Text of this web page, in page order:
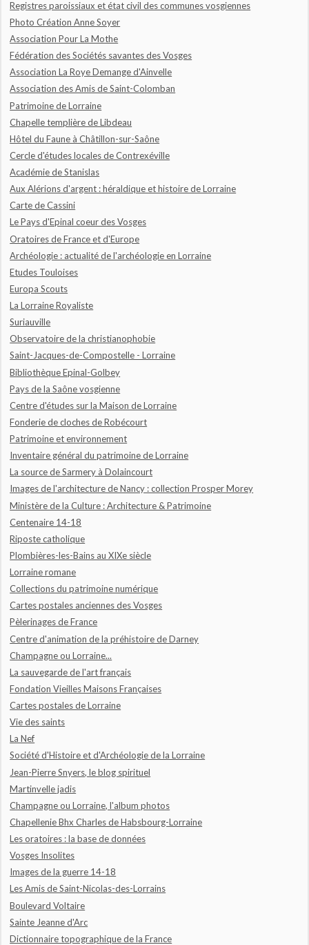
Registres paroissiaux et état civil des communes vosgiennes
Photo Création Anne Soyer
Association Pour La Mothe
Fédération des Sociétés savantes des Vosges
Association La Roye Demange d'Ainvelle
Association des Amis de Saint-Colomban
Patrimoine de Lorraine
Chapelle templière de Libdeau
Hôtel du Faune à Châtillon-sur-Saône
Cercle d'études locales de Contrexéville
Académie de Stanislas
Aux Alérions d'argent : héraldique et histoire de Lorraine
Carte de Cassini
Le Pays d'Epinal coeur des Vosges
Oratoires de France et d'Europe
Archéologie : actualité de l'archéologie en Lorraine
Etudes Touloises
Europa Scouts
La Lorraine Royaliste
Suriauville
Observatoire de la christianophobie
Saint-Jacques-de-Compostelle - Lorraine
Bibliothèque Epinal-Golbey
Pays de la Saône vosgienne
Centre d'études sur la Maison de Lorraine
Fonderie de cloches de Robécourt
Patrimoine et environnement
Inventaire général du patrimoine de Lorraine
La source de Sarmery à Dolaincourt
Images de l'architecture de Nancy : collection Prosper Morey
Ministère de la Culture : Architecture & Patrimoine
Centenaire 14-18
Riposte catholique
Plombières-les-Bains au XIXe siècle
Lorraine romane
Collections du patrimoine numérique
Cartes postales anciennes des Vosges
Pèlerinages de France
Centre d'animation de la préhistoire de Darney
Champagne ou Lorraine...
La sauvegarde de l'art français
Fondation Vieilles Maisons Françaises
Cartes postales de Lorraine
Vie des saints
La Nef
Société d'Histoire et d'Archéologie de la Lorraine
Jean-Pierre Snyers, le blog spirituel
Martinvelle jadis
Champagne ou Lorraine, l'album photos
Chapellenie Bhx Charles de Habsbourg-Lorraine
Les oratoires : la base de données
Vosges Insolites
Images de la guerre 14-18
Les Amis de Saint-Nicolas-des-Lorrains
Boulevard Voltaire
Sainte Jeanne d'Arc
Dictionnaire topographique de la France